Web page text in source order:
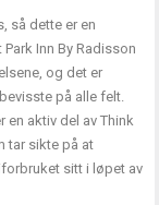
så dette er en
Inn By Radisson
og det er
på alle felt.
en aktiv del av Think
tar sikte på at
sitt i løpet av